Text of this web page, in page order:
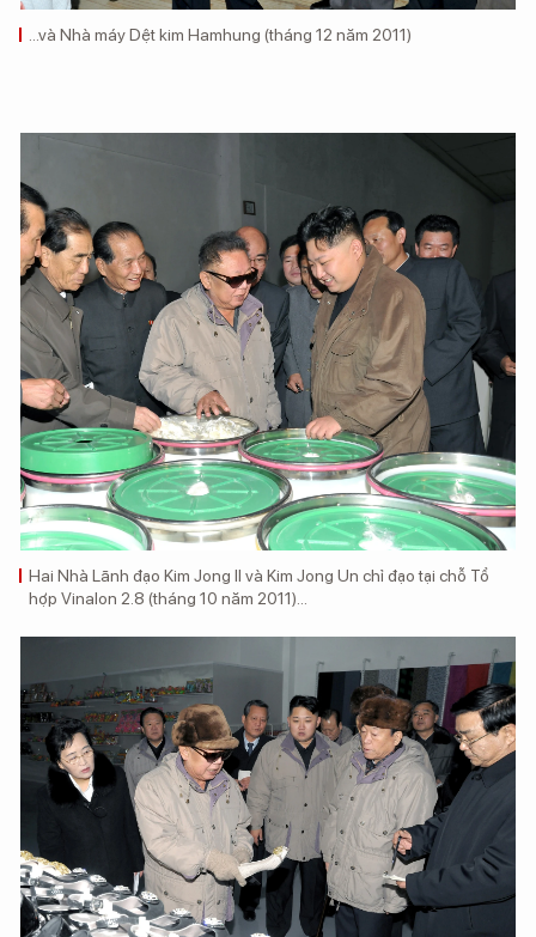
...và Nhà máy Dệt kim Hamhung (tháng 12 năm 2011)
Hai Nhà Lãnh đạo Kim Jong Il và Kim Jong Un chỉ đạo tại chỗ Tổ
hợp Vinalon 2.8 (tháng 10 năm 2011)...